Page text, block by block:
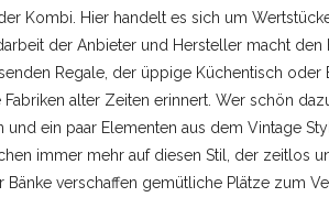
Kombi. Hier handelt es sich um
der Anbieter und Hersteller macht
Regale, der üppige Küchentisch oder
alter Zeiten erinnert. Wer schön
ein paar Elementen aus dem Vintage
immer mehr auf diesen Stil, der zeitlos
Bänke verschaffen gemütliche Plätze zum